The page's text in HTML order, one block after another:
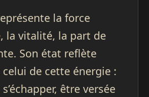
la force
la vitalité, la part de
Son état reflète
de cette énergie :
être versée